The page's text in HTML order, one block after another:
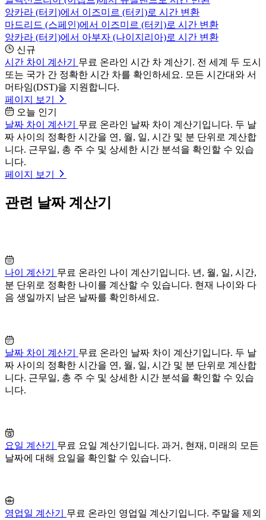
앙카라 (터키)에서 이즈미르 (터키)로 시간 변환
마드리드 (스페인)에서 이즈미르 (터키)로 시간 변환
앙카라 (터키)에서 아부자 (나이지리아)로 시간 변환
신규
시간 차이 계산기 무료 온라인 시간 차 계산기. 전 세계 두 도시
또는 국가 간 정확한 시간 차를 확인하세요. 모든 시간대와 서
머타임(DST)을 지원합니다.
페이지 보기
오늘 인기
날짜 차이 계산기 무료 온라인 날짜 차이 계산기입니다. 두 날
짜 사이의 정확한 시간을 연, 월, 일, 시간 및 분 단위로 계산합
니다. 근무일, 총 주 수 및 상세한 시간 분석을 확인할 수 있습
니다.
페이지 보기
관련 날짜 계산기
나이 계산기 무료 온라인 나이 계산기입니다. 년, 월, 일, 시간,
분 단위로 정확한 나이를 계산할 수 있습니다. 현재 나이와 다
음 생일까지 남은 날짜를 확인하세요.
날짜 차이 계산기 무료 온라인 날짜 차이 계산기입니다. 두 날
짜 사이의 정확한 시간을 연, 월, 일, 시간 및 분 단위로 계산합
니다. 근무일, 총 주 수 및 상세한 시간 분석을 확인할 수 있습
니다.
요일 계산기 무료 요일 계산기입니다. 과거, 현재, 미래의 모든
날짜에 대해 요일을 확인할 수 있습니다.
영업일 계산기 무료 온라인 영업일 계산기입니다. 주말을 제외